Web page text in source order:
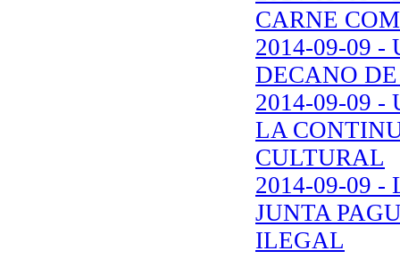
CARNE
2014-09-09 -
DECANO
2014-09-09
LA
CULTURAL
2014-09-09 -
JUNTA
ILEGAL